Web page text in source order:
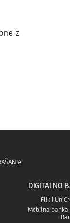
z
DIGITALNO
Flik |
Mobilna banka